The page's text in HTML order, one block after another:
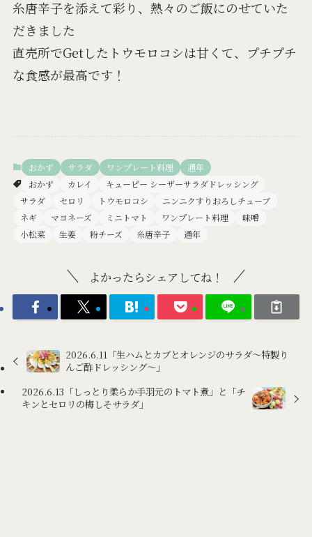
糸唐辛子を添えて彩り、熱々のご飯にのせていた
だきました
直売所でGetしたトウモロコシは甘くて、プチプチ
な食感が最高です！
おかず サラダ ワンプレート料理
通年
おかず
カレイ
キューピー シーザーサラダドレッシング
サラダ
セロリ トウモロコシ
ニンニクすりおろしチューブ
ネギ
マヨネーズ ミニトマト ワンプレート料理
味噌
小松菜
生姜 粉チーズ 糸唐辛子 通年
よかったらシェアしてね！
2026.6.11「生ハムとカブとオレンジのサラダ～特製り
んご酢ドレッシング～」
2026.6.13「しっとり柔らか手羽元のトマト煮」と「チ
キンとセロリの梅しそサラダ」